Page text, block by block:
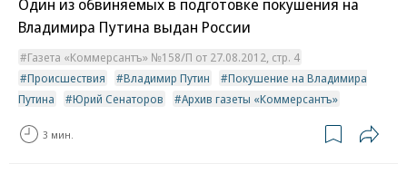
Один из обвиняемых в подготовке покушения на
Владимира Путина выдан России
Газета «Коммерсантъ» №158/П от 27.08.2012, стр. 4
Происшествия
Владимир Путин
Покушение на Владимира
Путина
Юрий Сенаторов Архив газеты «Коммерсантъ»
3 мин.